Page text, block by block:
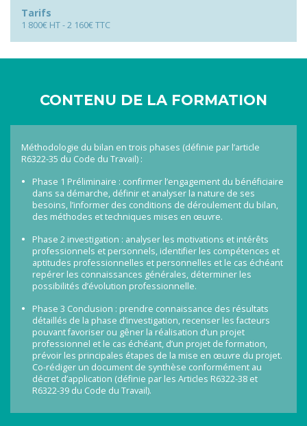
Tarifs
1 800€ HT - 2 160€ TTC
CONTENU DE LA FORMATION
Méthodologie du bilan en trois phases (définie par l’article
R6322-35 du Code du Travail) :
Phase 1 Préliminaire : confirmer l’engagement du bénéficiaire
dans sa démarche, définir et analyser la nature de ses
besoins, l’informer des conditions de déroulement du bilan,
des méthodes et techniques mises en œuvre.
Phase 2 investigation : analyser les motivations et intérêts
professionnels et personnels, identifier les compétences et
aptitudes professionnelles et personnelles et le cas échéant
repérer les connaissances générales, déterminer les
possibilités d’évolution professionnelle.
Phase 3 Conclusion : prendre connaissance des résultats
détaillés de la phase d’investigation, recenser les facteurs
pouvant favoriser ou gêner la réalisation d’un projet
professionnel et le cas échéant, d’un projet de formation,
prévoir les principales étapes de la mise en œuvre du projet.
Co-rédiger un document de synthèse conformément au
décret d’application (définie par les Articles R6322-38 et
R6322-39 du Code du Travail).